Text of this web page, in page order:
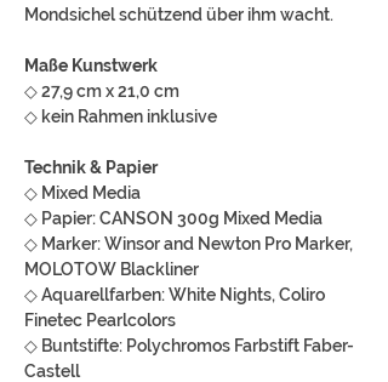
Mondsichel schützend über ihm wacht.
Maße Kunstwerk
◇ 27,9 cm x 21,0 cm
◇ kein Rahmen inklusive
Technik & Papier
◇ Mixed Media
◇ Papier: CANSON 300g Mixed Media
◇ Marker: Winsor and Newton Pro Marker,
MOLOTOW Blackliner
◇ Aquarellfarben: White Nights, Coliro
Finetec Pearlcolors
◇ Buntstifte: Polychromos Farbstift Faber-
Castell